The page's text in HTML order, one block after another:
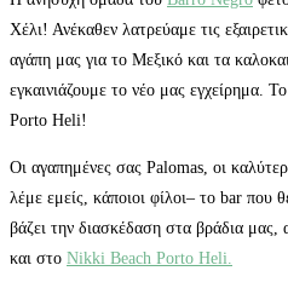
Χέλι! Ανέκαθεν λατρεύαμε τις
αγάπη μας για το Μεξικό και τα
εγκαινιάζουμε το νέο μας εγχείρημα. To
Porto Heli!
Οι αγαπημένες σας Palomas, οι
λέμε εμείς, κάποιοι φίλοι– το bar που
βάζει την διασκέδαση στα βράδια μας,
και στο Nikki Beach Porto Heli.